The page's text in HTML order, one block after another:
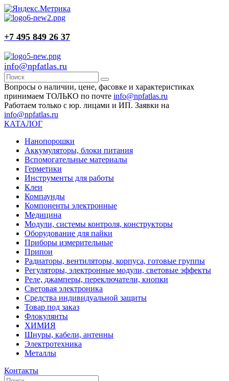
+7 495 849 26 37
info@npfatlas.ru
Вопросы о наличии, цене, фасовке и характеристиках
принимаем ТОЛЬКО по почте info@npfatlas.ru
Работаем только с юр. лицами и ИП. Заявки на
info@npfatlas.ru
КАТАЛОГ
Нанопорошки
Аккумуляторы, блоки питания
Вспомогательные материалы
Герметики
Инструменты для работы
Клеи
Компаунды
Компоненты электронные
Медицина
Модули, системы контроля, конструкторы
Оборудование для пайки
Приборы измерительные
Припои
Радиаторы, вентиляторы, корпуса, готовые группы
Регуляторы, электронные модули, световые эффекты
Реле, джамперы, переключатели, кнопки
Световая электроника
Средства индивидуальной защиты
Товар под заказ
Флокулянты
ХИМИЯ
Шнуры, кабели, антенны
Электротехника
Металлы
Контакты